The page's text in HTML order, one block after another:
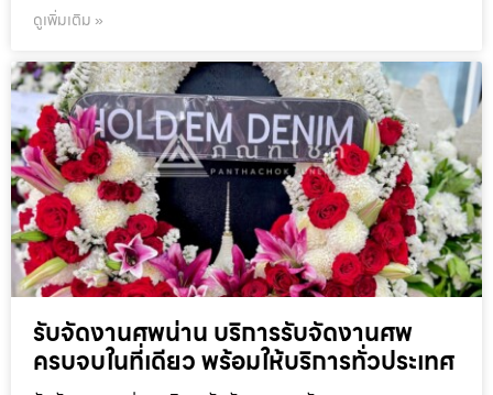
ดูเพิ่มเติม »
รับจัดงานศพน่าน บริการรับจัดงานศพ
ครบจบในที่เดียว พร้อมให้บริการทั่วประเทศ